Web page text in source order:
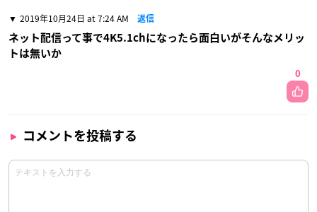
2019年10月24日 at 7:24 AM 返信
ネット配信って事で4K5.1chになったら面白いがそんなメリッ
トは無いか
0
コメントを投稿する